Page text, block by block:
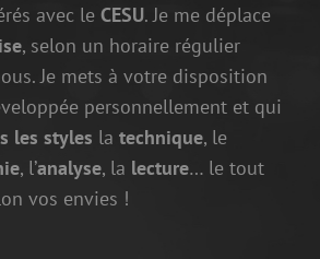
avec le CESU. Je me déplace
, selon un horaire régulier
Je mets à votre disposition
personnellement et qui
les styles la technique, le
, l’analyse, la lecture… le tout
vos envies !